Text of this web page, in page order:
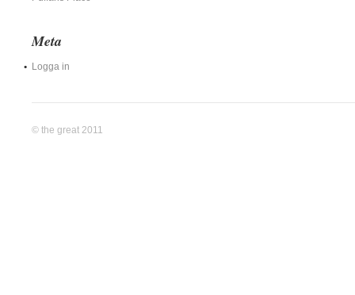
Meta
Logga in
© the great 2011